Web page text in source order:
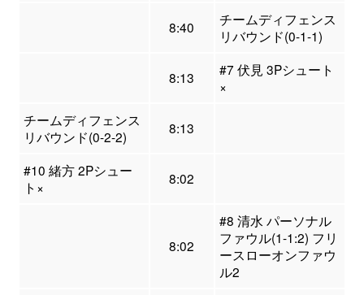
8:40
チームディフェンス
リバウンド(0-1-1)
8:13
#7 伏見 3Pシュート
×
チームディフェンス
リバウンド(0-2-2)
8:13
#10 緒方 2Pシュー
ト×
8:02
8:02
#8 清水 パーソナル
ファウル(1-1:2) フリ
ースローオンファウ
ル2